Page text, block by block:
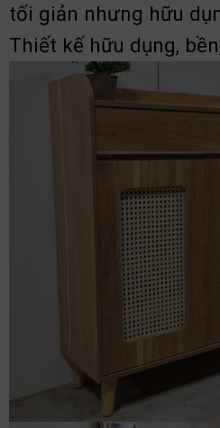
tối giản nhưng hữu
Thiết kế hữu dụng,